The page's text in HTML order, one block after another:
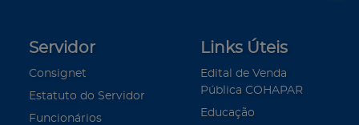
Servidor
Consignet
Estatuto do Servidor
Funcionários
Links Úteis
Edital de Venda
Pública COHAPAR
Educação